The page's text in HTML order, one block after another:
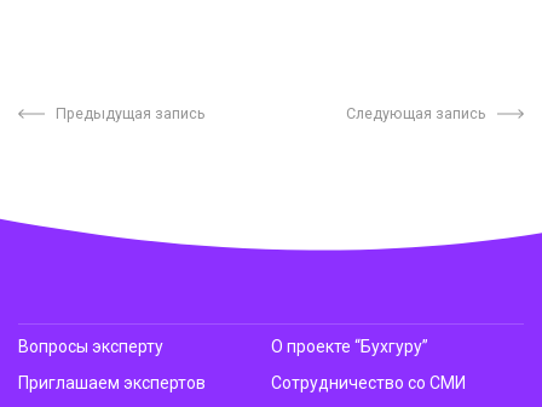
Предыдущая запись Следующая запись
Вопросы эксперту
Приглашаем экспертов
О проекте “Бухгуру”
Сотрудничество со СМИ